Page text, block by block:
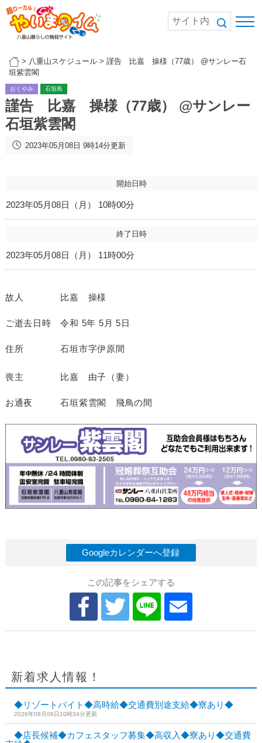
> 八重山スケジュール> 謹告 比嘉 操様（77歳） @サンレー石
垣紫雲閣
おくやみ 石垣島
謹告 比嘉 操様（77歳） @サンレー
石垣紫雲閣
2023年05月08日 9時14分更新
開始日時
2023年05月08日（月） 10時00分
終了日時
2023年05月08日（月） 11時00分
故人 比嘉 操様
ご逝去日時 令和 5年 5月 5日
住所 石垣市字伊原間
喪主 比嘉 由子（妻）
お通夜 石垣紫雲閣 飛鳥の間
Googleカレンダーへ登録
この記事をシェアする
新着求人情報！
◆リゾートバイト◆高時給◆交通費別途支給◆寮あり◆
2026年08月06日10時34分更新
◆店長候補◆カフェスタッフ募集◆高収入◆寮あり◆交通費